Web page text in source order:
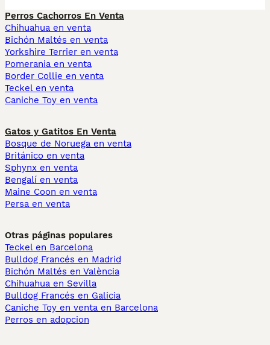
Perros Cachorros En Venta
Chihuahua en venta
Bichón Maltés en venta
Yorkshire Terrier en venta
Pomerania en venta
Border Collie en venta
Teckel en venta
Caniche Toy en venta
Gatos y Gatitos En Venta
Bosque de Noruega en venta
Británico en venta
Sphynx en venta
Bengalí en venta
Maine Coon en venta
Persa en venta
Otras páginas populares
Teckel en Barcelona
Bulldog Francés en Madrid
Bichón Maltés en València
Chihuahua en Sevilla
Bulldog Francés en Galicia
Caniche Toy en venta en Barcelona
Perros en adopcion